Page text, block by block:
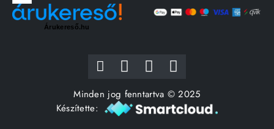
Árukereső.hu
Minden jog fenntartva © 2025
Készítette: